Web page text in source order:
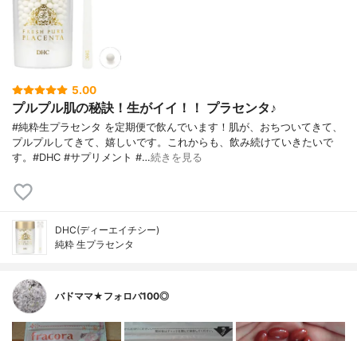
5.00
プルプル肌の秘訣！生がイイ！！ プラセンタ♪
#純粋生プラセンタ を定期便で飲んでいます！肌が、おちついてきて、
プルプルしてきて、嬉しいです。これからも、飲み続けていきたいで
す。#DHC #サプリメント #…続きを見る
DHC(ディーエイチシー)
純粋 生プラセンタ
バドママ★フォロバ100◎